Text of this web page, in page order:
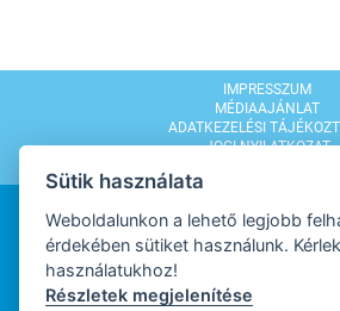
IMPRESSZUM
MÉDIAAJÁNLAT
ADATKEZELÉSI
JOGI NYILATKOZAT
WEBDESIGN
Sütik használata
Weboldalunkon a lehető legjobb
érdekében sütiket használunk.
használatukhoz!
Részletek megjelenítése